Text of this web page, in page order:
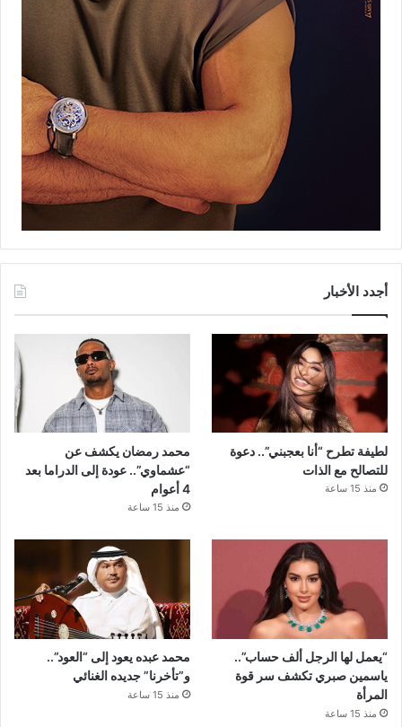
أجدد الأخبار
لطيفة تطرح “أنا بعجبني”.. دعوة
للتصالح مع الذات
منذ 15 ساعة
محمد رمضان يكشف عن
“عشماوي”.. عودة إلى الدراما بعد
4 أعوام
منذ 15 ساعة
“يعمل لها الرجل ألف حساب”..
ياسمين صبري تكشف سر قوة
المرأة
منذ 15 ساعة
محمد عبده يعود إلى “العود”..
و”تأخرنا” جديده الغنائي
منذ 15 ساعة